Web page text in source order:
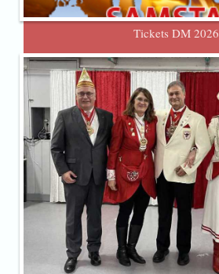
Tickets DM 2026